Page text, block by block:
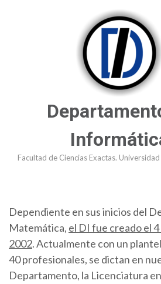
Facultad de Ciencias Exactas.
Dependiente en sus inicios del
Matemática, el DI fue creado el
2002. Actualmente con un
40 profesionales, se dictan en
Departamento, la Licenciatura